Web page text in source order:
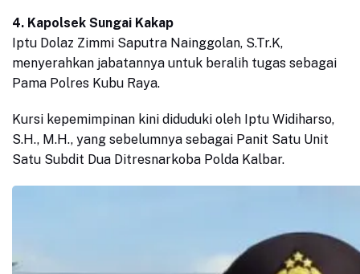
4. Kapolsek Sungai Kakap
Iptu Dolaz Zimmi Saputra Nainggolan, S.Tr.K,
menyerahkan jabatannya untuk beralih tugas sebagai
Pama Polres Kubu Raya.
Kursi kepemimpinan kini diduduki oleh Iptu Widiharso,
S.H., M.H., yang sebelumnya sebagai Panit Satu Unit
Satu Subdit Dua Ditresnarkoba Polda Kalbar.